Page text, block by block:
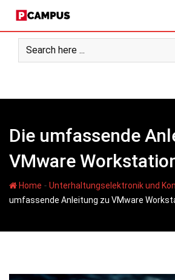
content
Die umfassende
VMware
Home - Unterhaltungselektronik und
umfassende Anleitung zu VMware